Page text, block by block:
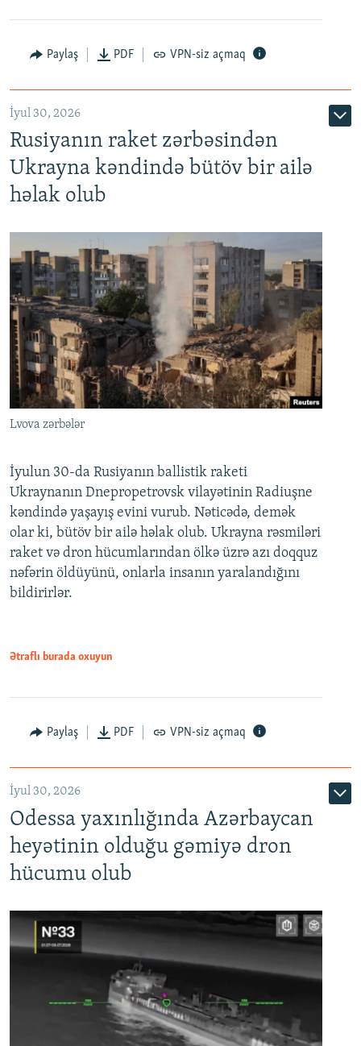
Paylaş PDF VPN-siz açmaq
İyul 30, 2026
Rusiyanın raket zərbəsindən
Ukrayna kəndində bütöv bir ailə
həlak olub
Lvova zərbələr
İyulun 30-da Rusiyanın ballistik raketi
Ukraynanın Dnepropetrovsk vilayətinin Radiuşne
kəndində yaşayış evini vurub. Nəticədə, demək
olar ki, bütöv bir ailə həlak olub. Ukrayna rəsmiləri
raket və dron hücumlarından ölkə üzrə azı doqquz
nəfərin öldüyünü, onlarla insanın yaralandığını
bildirirlər.
Ətraflı burada oxuyun
Paylaş PDF VPN-siz açmaq
İyul 30, 2026
Odessa yaxınlığında Azərbaycan
heyətinin olduğu gəmiyə dron
hücumu olub